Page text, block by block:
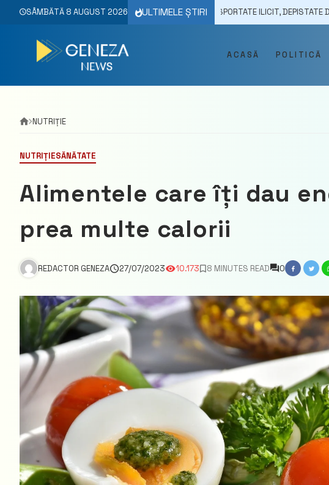
SÂMBĂTĂ 8 AUGUST 2026 ULTIMELE ȘTIRI
2026 BUNURI DE PESTE 170 MII LEI, TRANSPORTATE ILICIT, DEPISTATE DE ECHIPELE
ACASĂ POLITICĂ
NUTRIȚIE
NUTRIȚIESĂNĂTATE
Alimentele care îți dau
prea multe calorii
REDACTOR GENEZA 27/07/2023 10.173 8 MINUTES READ 0